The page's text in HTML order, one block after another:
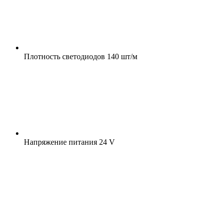
Плотность светодиодов 140 шт/м
Напряжение питания 24 V